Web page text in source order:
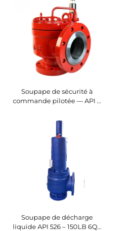
Soupape de sécurité à
commande pilotée — API à
Soupape de décharge
liquide API 526 – 150LB 6Q8